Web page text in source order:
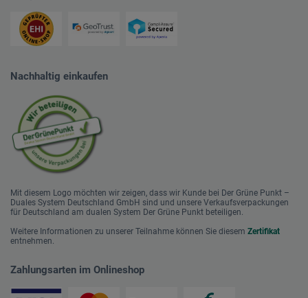
Nachhaltig einkaufen
Mit diesem Logo möchten wir zeigen, dass wir Kunde bei Der Grüne Punkt –
Duales System Deutschland GmbH sind und unsere Verkaufsverpackungen
für Deutschland am dualen System Der Grüne Punkt beteiligen.
Weitere Informationen zu unserer Teilnahme können Sie diesem Zertifikat
entnehmen.
Zahlungsarten im Onlineshop